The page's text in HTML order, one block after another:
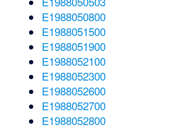
E1988050800
E1988051500
E1988051900
E1988052100
E1988052300
E1988052600
E1988052700
E1988052800